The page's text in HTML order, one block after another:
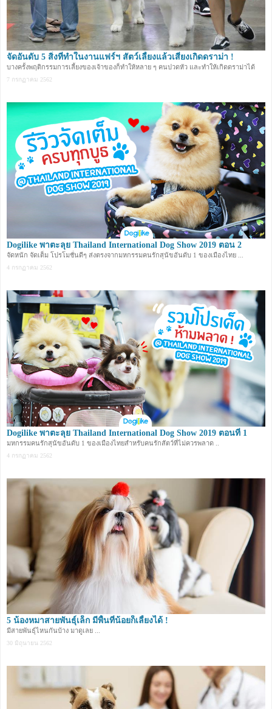
จัดอันดับ 5 สิ่งที่ทำในงานแฟร์ฯ สัตว์เลี้ยงแล้วเสี่ยงเกิดดราม่า !
บางครั้งพฤติกรรมการเลี้ยงของเจ้าของก็ทำให้หลาย ๆ คนปวดหัว และทำให้เกิดดราม่าได้
7 กรกฏาคม 2562
Dogilike พาตะลุย Thailand International Dog Show 2019 ตอน 2
จัดหนัก จัดเต็ม โปรโมชั่นดีๆ ส่งตรงจากมหกรรมคนรักสุนัขอันดับ 1 ของเมืองไทย ...
4 กรกฏาคม 2562
Dogilike พาตะลุย Thailand International Dog Show 2019 ตอนที่ 1
มหกรรมคนรักสุนัขอันดับ 1 ของเมืองไทยสำหรับคนรักสัตว์ที่ไม่ควรพลาด ..
4 กรกฏาคม 2562
5 น้องหมาสายพันธุ์เล็ก มีพื้นที่น้อยก็เลี้ยงได้ !
มีสายพันธุ์ไหนกันบ้าง มาดูเลย ...
30 มิถุนายน 2562